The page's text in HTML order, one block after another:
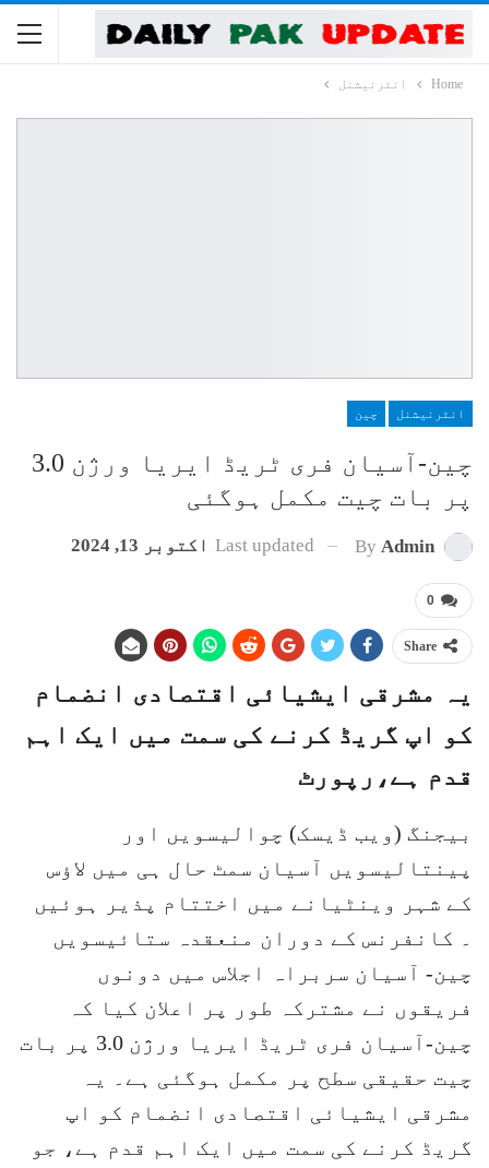
Home انٹرنیشنل
انٹرنیشنل چین
چین-آسیان فری ٹریڈ ایریا ورژن 3.0
پر بات چیت مکمل ہوگئی
By Admin
Last updated اکتوبر 13, 2024
0
Share
یہ مشرقی ایشیائی اقتصادی انضمام
کو اپ گریڈ کرنے کی سمت میں ایک اہم
قدم ہے،رپورٹ
بیجنگ (ویب ڈیسک) چوالیسویں اور
پینتالیسویں آسیان سمٹ حال ہی میں لاؤس
کے شہر وینٹیانے میں اختتام پذیر ہوئیں
۔ کانفرنس کے دوران منعقدہ ستائیسویں
چین- آسیان سربراہ اجلاس میں دونوں
فریقوں نے مشترکہ طور پر اعلان کیا کہ
چین-آسیان فری ٹریڈ ایریا ورژن 3.0 پر بات
چیت حقیقی سطح پر مکمل ہوگئی ہے۔ یہ
مشرقی ایشیائی اقتصادی انضمام کو اپ
گریڈ کرنے کی سمت میں ایک اہم قدم ہے، جو